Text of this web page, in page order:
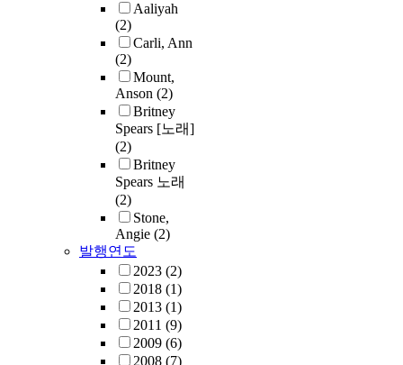
Aaliyah
(2)
Carli, Ann
(2)
Mount,
Anson (2)
Britney
Spears [노래]
(2)
Britney
Spears 노래
(2)
Stone,
Angie (2)
발행연도
2023 (2)
2018 (1)
2013 (1)
2011 (9)
2009 (6)
2008 (7)